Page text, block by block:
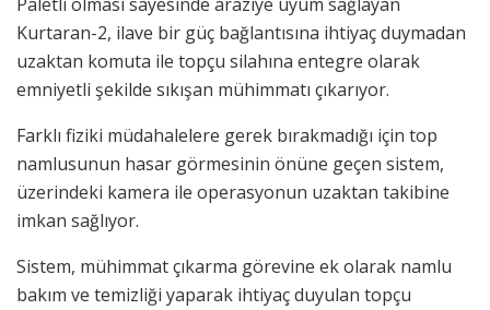
Kurtaran-2, ilave bir güç bağlantısına ihtiyaç duymadan
uzaktan komuta ile topçu silahına entegre olarak
emniyetli şekilde sıkışan mühimmatı çıkarıyor.
Farklı fiziki müdahalelere gerek bırakmadığı için top
namlusunun hasar görmesinin önüne geçen sistem,
üzerindeki kamera ile operasyonun uzaktan takibine
imkan sağlıyor.
Sistem, mühimmat çıkarma görevine ek olarak namlu
bakım ve temizliği yaparak ihtiyaç duyulan topçu